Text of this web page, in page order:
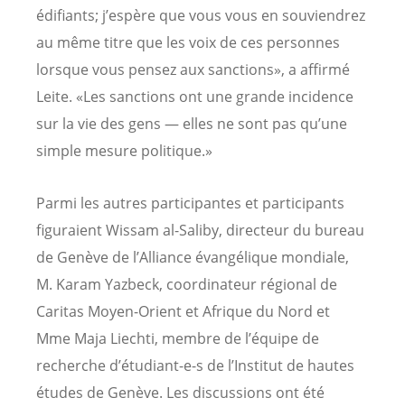
édifiants; j’espère que vous vous en souviendrez
au même titre que les voix de ces personnes
lorsque vous pensez aux sanctions», a affirmé
Leite. «Les sanctions ont une grande incidence
sur la vie des gens — elles ne sont pas qu’une
simple mesure politique.»
Parmi les autres participantes et participants
figuraient Wissam al-Saliby, directeur du bureau
de Genève de l’Alliance évangélique mondiale,
M. Karam Yazbeck, coordinateur régional de
Caritas Moyen-Orient et Afrique du Nord et
Mme Maja Liechti, membre de l’équipe de
recherche d’étudiant-e-s de l’Institut de hautes
études de Genève. Les discussions ont été